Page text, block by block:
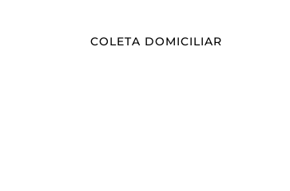
COLETA DOMICILIAR